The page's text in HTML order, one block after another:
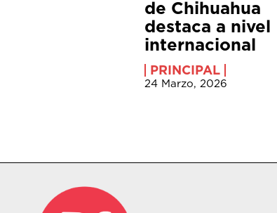
de Chihuahua
destaca a nivel
internacional
PRINCIPAL
24 Marzo, 2026